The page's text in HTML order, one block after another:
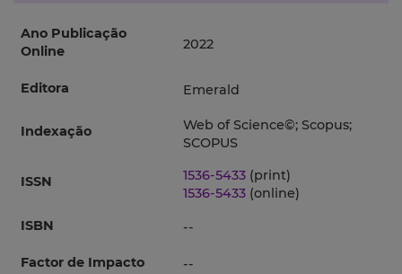
Ano Publicação
Online
2022
Editora Emerald
Indexação
Web of Science©; Scopus;
SCOPUS
ISSN 1536-5433 (print)
1536-5433 (online)
ISBN
--
Factor de Impacto --